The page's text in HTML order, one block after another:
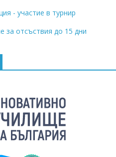
- участие в турнир
за отсъствия до 15 дни